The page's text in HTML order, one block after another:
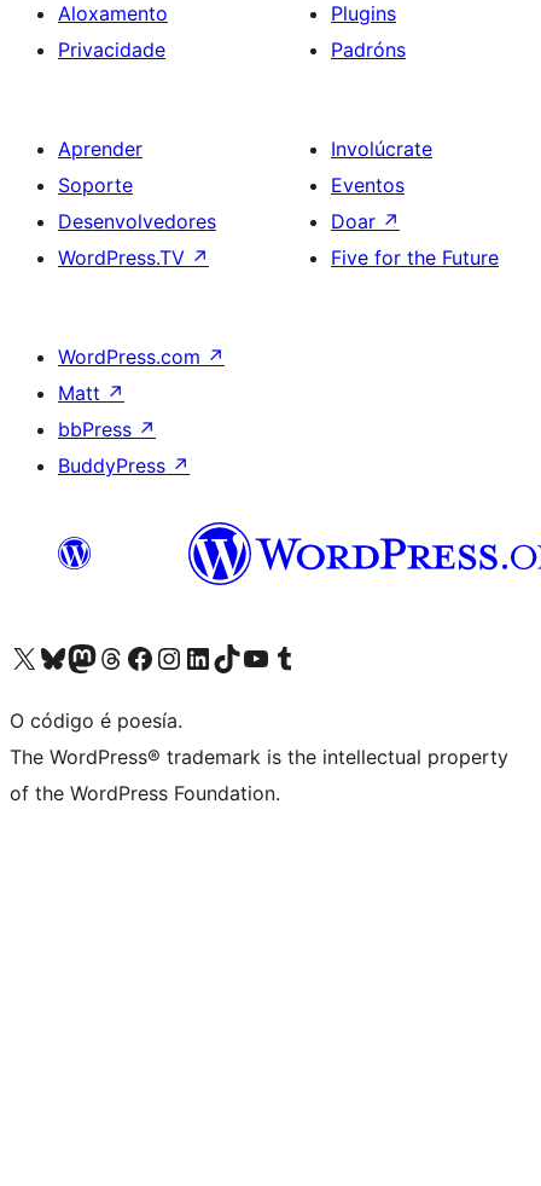
Aloxamento
Privacidade
Plugins
Padróns
Aprender
Soporte
Desenvolvedores
WordPress.TV ↗
Involúcrate
Eventos
Doar ↗
Five for the Future
WordPress.com ↗
Matt ↗
bbPress ↗
BuddyPress ↗
Visita la cuenta de X (anteriormente Twitter)
Visita a nosa conta de Bluesky
Visita a nosa conta de Mastodon
Visita a nosa conta de Threads
Visita a nosa páxina de Facebook
Visita a nosa conta de Instagram
Visita a nosa conta de LinkedIn
Visita a nosa conta de TikTok
Visita a nosa canle de YouTube
Visita a nosa conta de Tumblr
O código é poesía.
The WordPress® trademark is the intellectual property
of the WordPress Foundation.